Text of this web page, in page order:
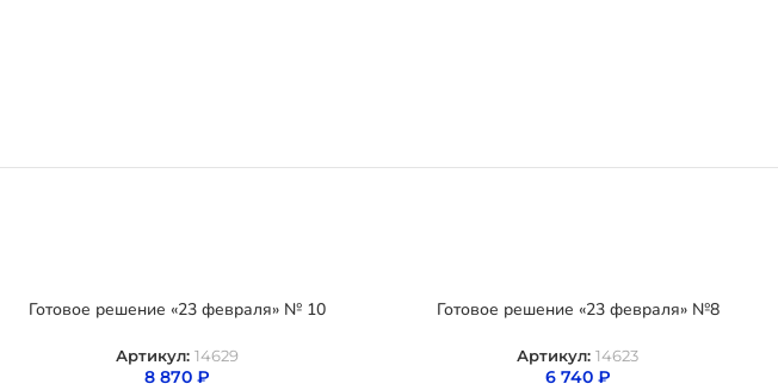
Готовое решение «23 февраля» № 10
Артикул: 14629
8 870 ₽
Готовое решение «23 февраля» №8
Артикул: 14623
6 740 ₽